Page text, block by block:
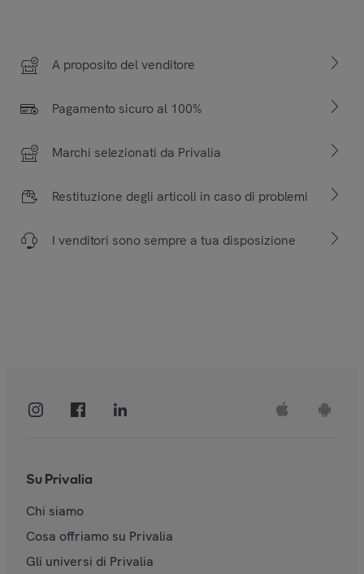
A proposito del venditore
Pagamento sicuro al 100%
Marchi selezionati da Privalia
Restituzione degli articoli in caso di problemi
I venditori sono sempre a tua disposizione
Su Privalia
Chi siamo
Cosa offriamo su Privalia
Gli universi di Privalia